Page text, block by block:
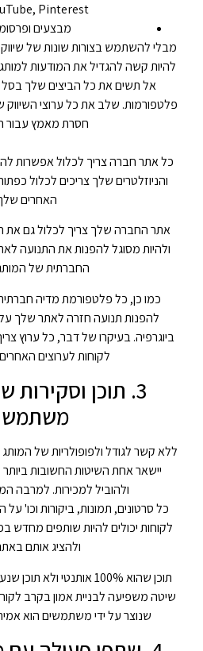
Pinterest
מבצעים
מבלי להשתמש בצורות שונות של שיווק
להיות קשה להגדיל את המודעות
אל תשים את כל הביצים שלך
פלטפורמות. שלב את כל ערוצי השיווק
חסרת מאמץ עבור
כל אתר חברה צריך לכלול אפשרות
והניוזלטרים שלך צריכים לכלול
האחרים
אתר החברה שלך צריך לכלול גם את
ולהיות מסוגל להפנות את התנועה
החברתית של
כמו כן, כל פלטפורמת מדיה
להפנות תנועה חזרה לאתר שלך
ביוגרפיה. בעיקרו של דבר, כל ערוץ
לקוחות לערוצים
3. תוכן וסקירות
ללא קשר לגודל ולפופולריות של
יישאר אחת השיטות החשובות
ולהוביל למכירות. למרבה
כל סרטונים, תמונות, ביקורות וכו' על
לקוחות יכולים להיות שותפים מחדש
ולהציג אותם
תוכן שהוא 100% אותנטי
שיטה משפיעה לבניית אמון בקרב
שנוצר על ידי משתמשים הוא